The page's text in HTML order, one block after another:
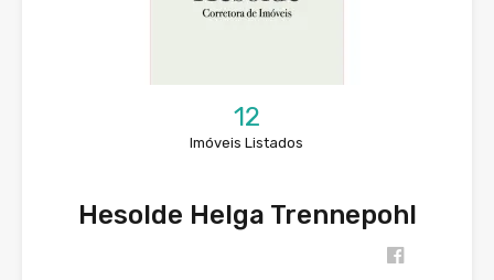
12
Imóveis Listados
Hesolde Helga Trennepohl